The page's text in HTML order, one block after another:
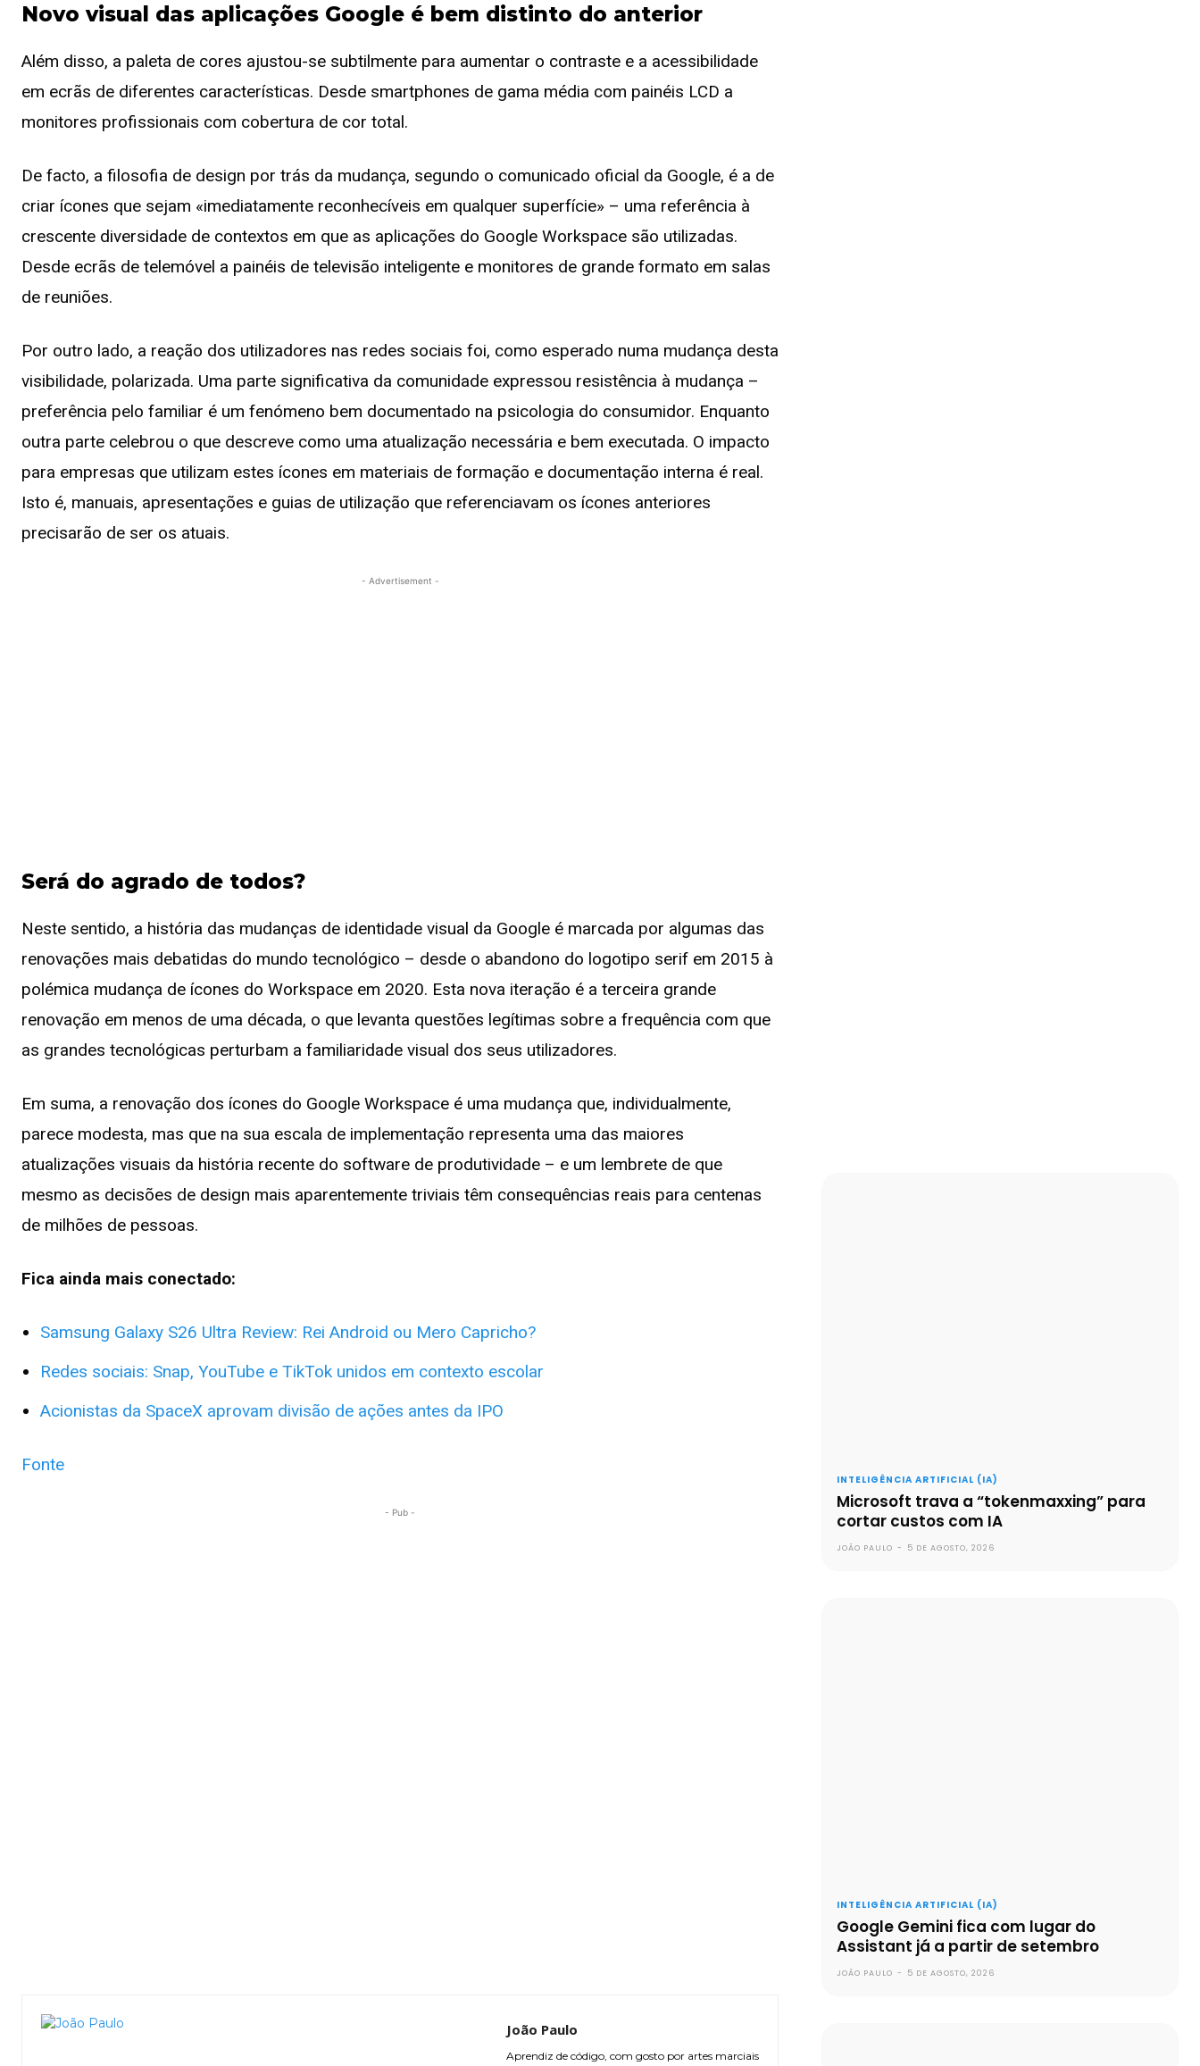
Novo visual das aplicações Google é bem distinto do anterior
Além disso, a paleta de cores ajustou-se subtilmente para aumentar o contraste e a acessibilidade
em ecrãs de diferentes características. Desde smartphones de gama média com painéis LCD a
monitores profissionais com cobertura de cor total.
De facto, a filosofia de design por trás da mudança, segundo o comunicado oficial da Google, é a de
criar ícones que sejam «imediatamente reconhecíveis em qualquer superfície» – uma referência à
crescente diversidade de contextos em que as aplicações do Google Workspace são utilizadas.
Desde ecrãs de telemóvel a painéis de televisão inteligente e monitores de grande formato em salas
de reuniões.
Por outro lado, a reação dos utilizadores nas redes sociais foi, como esperado numa mudança desta
visibilidade, polarizada. Uma parte significativa da comunidade expressou resistência à mudança –
preferência pelo familiar é um fenómeno bem documentado na psicologia do consumidor. Enquanto
outra parte celebrou o que descreve como uma atualização necessária e bem executada. O impacto
para empresas que utilizam estes ícones em materiais de formação e documentação interna é real.
Isto é, manuais, apresentações e guias de utilização que referenciavam os ícones anteriores
precisarão de ser os atuais.
- Advertisement -
Será do agrado de todos?
Neste sentido, a história das mudanças de identidade visual da Google é marcada por algumas das
renovações mais debatidas do mundo tecnológico – desde o abandono do logotipo serif em 2015 à
polémica mudança de ícones do Workspace em 2020. Esta nova iteração é a terceira grande
renovação em menos de uma década, o que levanta questões legítimas sobre a frequência com que
as grandes tecnológicas perturbam a familiaridade visual dos seus utilizadores.
Em suma, a renovação dos ícones do Google Workspace é uma mudança que, individualmente,
parece modesta, mas que na sua escala de implementação representa uma das maiores
atualizações visuais da história recente do software de produtividade – e um lembrete de que
mesmo as decisões de design mais aparentemente triviais têm consequências reais para centenas
de milhões de pessoas.
Fica ainda mais conectado:
Samsung Galaxy S26 Ultra Review: Rei Android ou Mero Capricho?
Redes sociais: Snap, YouTube e TikTok unidos em contexto escolar
Acionistas da SpaceX aprovam divisão de ações antes da IPO
Fonte
- Pub -
João Paulo
Aprendiz de código, com gosto por artes marciais
INTELIGÊNCIA ARTIFICIAL (IA)
Microsoft trava a “tokenmaxxing” para
cortar custos com IA
JOÃO PAULO - 5 DE AGOSTO, 2026
INTELIGÊNCIA ARTIFICIAL (IA)
Google Gemini fica com lugar do
Assistant já a partir de setembro
JOÃO PAULO - 5 DE AGOSTO, 2026